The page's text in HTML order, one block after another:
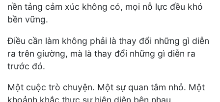
nền tảng cảm xúc không có, mọi nỗ lực đều khó
bền vững.
Điều cần làm không phải là thay đổi những gì diễn
ra trên giường, mà là thay đổi những gì diễn ra
trước đó.
Một cuộc trò chuyện. Một sự quan tâm nhỏ. Một